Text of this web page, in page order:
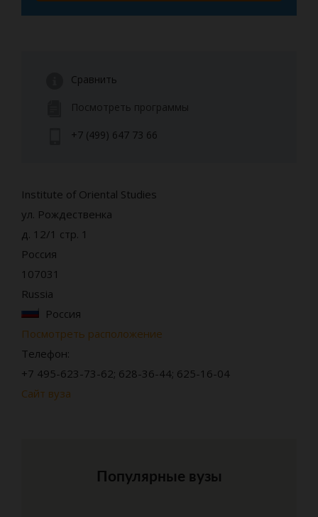
Сравнить
Посмотреть программы
+7 (499) 647 73 66
Institute of Oriental Studies
ул. Рождественка
д. 12/1 стр. 1
Россия
107031
Russia
Россия
Посмотреть расположение
Телефон:
+7 495-623-73-62; 628-36-44; 625-16-04
Сайт вуза
Популярные вузы